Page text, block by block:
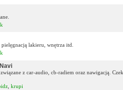
lakieru, wnętrza itd.
z car-audio, cb-radiem oraz nawigacją.
krupi